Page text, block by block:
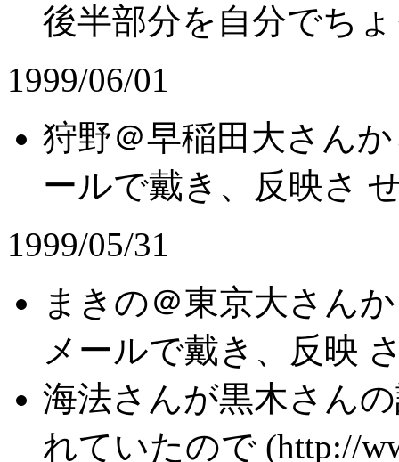
後半部分を自分でち
1999/06/01
狩野＠早稲田大さん
ールで戴き、反映さ
1999/05/31
まきの＠東京大さん
メールで戴き、反映
海法さんが黒木さん
れていたので (http://